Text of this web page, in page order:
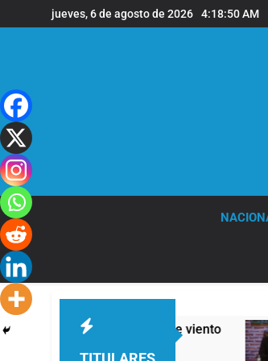
al
jueves, 6 de agosto de 2026 4:18:51 AM
y fuertes ráfagas de viento